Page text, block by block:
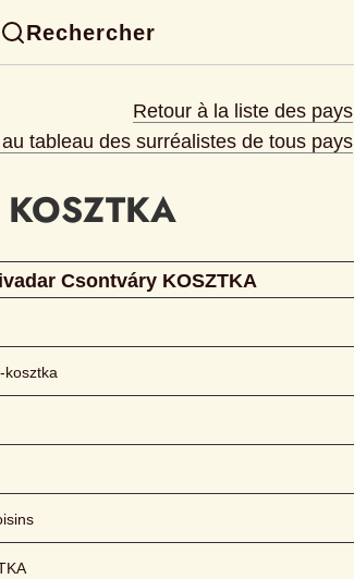
Rechercher
Retour à la liste des pays
tableau des surréalistes de tous pays
Csontváry KOSZTKA
kosztka